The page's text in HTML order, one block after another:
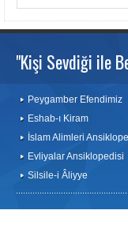
"Kişi Sevdiği ile
Peygamber Efendimiz
Eshab-ı Kiram
İslam Alimleri
Evliyalar Ansiklopedisi
Silsile-i Âliyye